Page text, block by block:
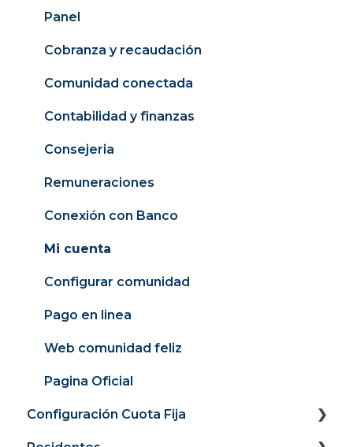
Panel
Cobranza y recaudación
Comunidad conectada
Contabilidad y finanzas
Consejeria
Remuneraciones
Conexión con Banco
Mi cuenta
Configurar comunidad
Pago en linea
Web comunidad feliz
Pagina Oficial
Configuración Cuota Fija